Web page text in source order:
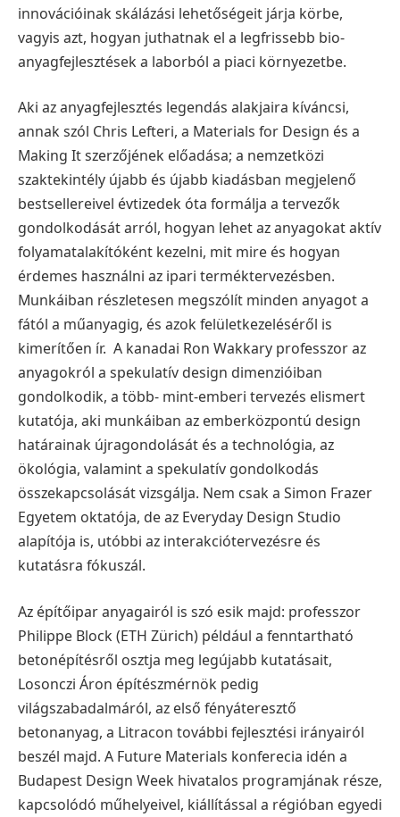
innovációinak skálázási lehetőségeit járja körbe,
vagyis azt, hogyan juthatnak el a legfrissebb bio-
anyagfejlesztések a laborból a piaci környezetbe.
Aki az anyagfejlesztés legendás alakjaira kíváncsi,
annak szól Chris Lefteri, a Materials for Design és a
Making It szerzőjének előadása; a nemzetközi
szaktekintély újabb és újabb kiadásban megjelenő
bestsellereivel évtizedek óta formálja a tervezők
gondolkodását arról, hogyan lehet az anyagokat aktív
folyamatalakítóként kezelni, mit mire és hogyan
érdemes használni az ipari terméktervezésben.
Munkáiban részletesen megszólít minden anyagot a
fától a műanyagig, és azok felületkezeléséről is
kimerítően ír. A kanadai Ron Wakkary professzor az
anyagokról a spekulatív design dimenzióiban
gondolkodik, a több- mint-emberi tervezés elismert
kutatója, aki munkáiban az emberközpontú design
határainak újragondolását és a technológia, az
ökológia, valamint a spekulatív gondolkodás
összekapcsolását vizsgálja. Nem csak a Simon Frazer
Egyetem oktatója, de az Everyday Design Studio
alapítója is, utóbbi az interakciótervezésre és
kutatásra fókuszál.
Az építőipar anyagairól is szó esik majd: professzor
Philippe Block (ETH Zürich) például a fenntartható
betonépítésről osztja meg legújabb kutatásait,
Losonczi Áron építészmérnök pedig
világszabadalmáról, az első fényáteresztő
betonanyag, a Litracon további fejlesztési irányairól
beszél majd. A Future Materials konferecia idén a
Budapest Design Week hivatalos programjának része,
kapcsolódó műhelyeivel, kiállítással a régióban egyedi